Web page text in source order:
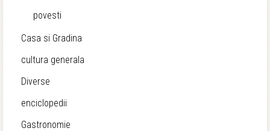
povesti
Casa si Gradina
cultura generala
Diverse
enciclopedii
Gastronomie